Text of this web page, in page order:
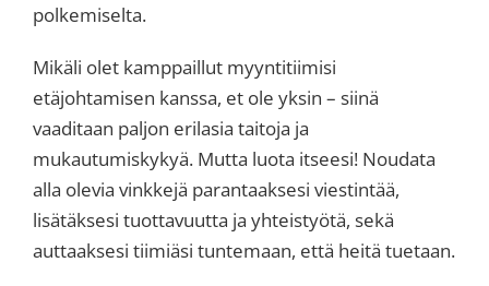
polkemiselta.
Mikäli olet kamppaillut myyntitiimisi
etäjohtamisen kanssa, et ole yksin – siinä
vaaditaan paljon erilasia taitoja ja
mukautumiskykyä. Mutta luota itseesi! Noudata
alla olevia vinkkejä parantaaksesi viestintää,
lisätäksesi tuottavuutta ja yhteistyötä, sekä
auttaaksesi tiimiäsi tuntemaan, että heitä tuetaan.